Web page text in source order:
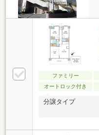
ファミリー
オートロック付き
分譲タイプ